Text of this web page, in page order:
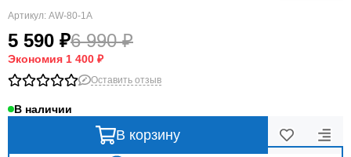
Артикул: AW-80-1A
5 590 ₽6 990 ₽
Экономия 1 400 ₽
Оставить отзыв
В наличии
В корзину